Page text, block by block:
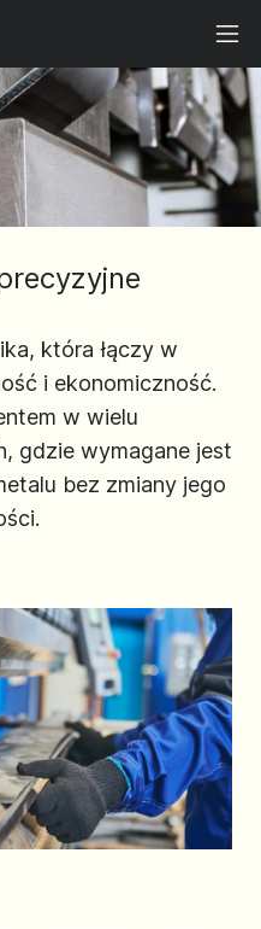
która łączy w
i ekonomiczność.
w wielu
gdzie wymagane jest
bez zmiany jego